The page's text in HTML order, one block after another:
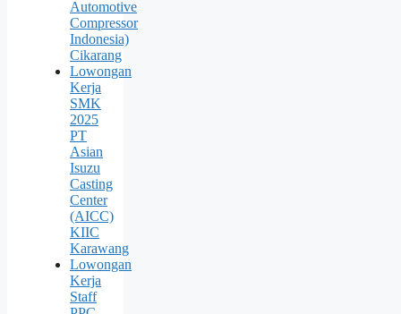
Automotive
Compressor
Indonesia)
Cikarang
Lowongan
Kerja
SMK
2025
PT
Asian
Isuzu
Casting
Center
(AICC)
KIIC
Karawang
Lowongan
Kerja
Staff